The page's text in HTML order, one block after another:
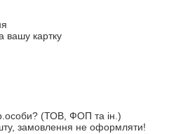
вашу картку
(ТОВ, ФОП та ін.)
замовлення не оформляти!